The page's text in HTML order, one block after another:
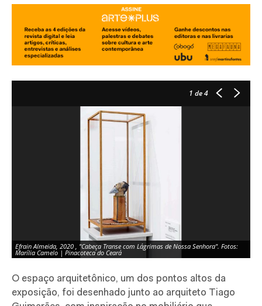
1 de 4
Efrain Almeida, 2020 , "Cabeça Transe com Lágrimas de Nossa Senhora". Fotos:
Marília Camelo | Pinacoteca do Ceará
O espaço arquitetônico, um dos pontos altos da
exposição, foi desenhado junto ao arquiteto Tiago